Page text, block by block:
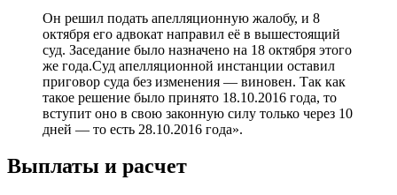
Он решил подать апелляционную жалобу, и 8
октября его адвокат направил её в вышестоящий
суд. Заседание было назначено на 18 октября этого
же года.Суд апелляционной инстанции оставил
приговор суда без изменения — виновен. Так как
такое решение было принято 18.10.2016 года, то
вступит оно в свою законную силу только через 10
дней — то есть 28.10.2016 года».
Выплаты и расчет